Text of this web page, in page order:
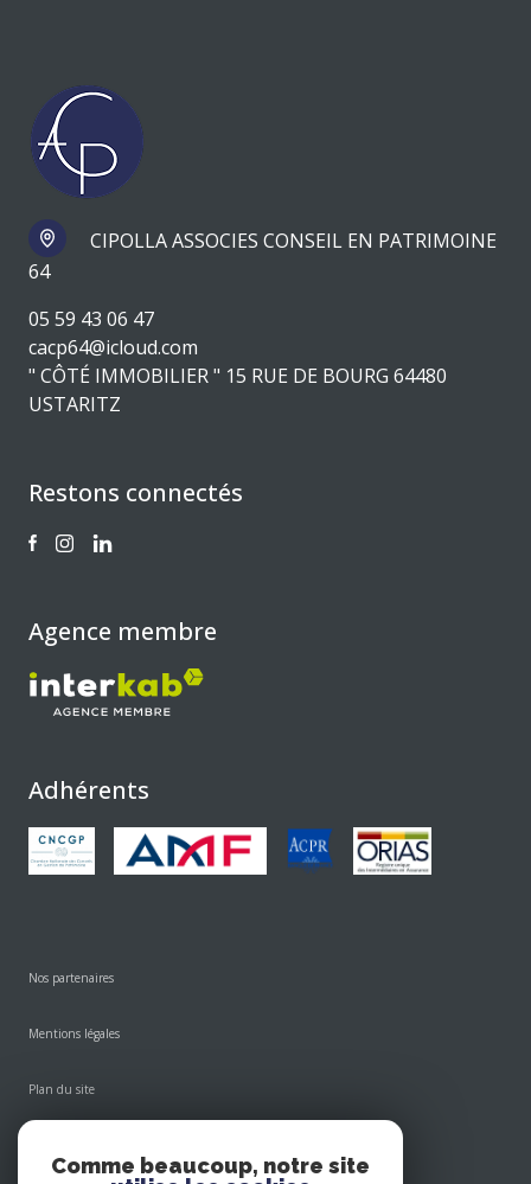
CIPOLLA ASSOCIES CONSEIL EN PATRIMOINE
64
05 59 43 06 47
cacp64@icloud.com
" CÔTÉ IMMOBILIER " 15 RUE DE BOURG 64480
USTARITZ
Restons connectés
Agence membre
Adhérents
Nos partenaires
Mentions légales
Plan du site
Comme beaucoup, notre site